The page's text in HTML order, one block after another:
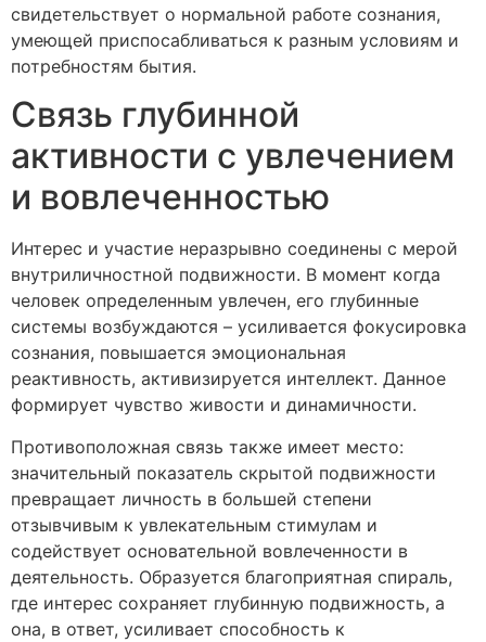
свидетельствует о нормальной работе сознания,
умеющей приспосабливаться к разным условиям и
потребностям бытия.
Связь глубинной
активности с увлечением
и вовлеченностью
Интерес и участие неразрывно соединены с мерой
внутриличностной подвижности. В момент когда
человек определенным увлечен, его глубинные
системы возбуждаются – усиливается фокусировка
сознания, повышается эмоциональная
реактивность, активизируется интеллект. Данное
формирует чувство живости и динамичности.
Противоположная связь также имеет место:
значительный показатель скрытой подвижности
превращает личность в большей степени
отзывчивым к увлекательным стимулам и
содействует основательной вовлеченности в
деятельность. Образуется благоприятная спираль,
где интерес сохраняет глубинную подвижность, а
она, в ответ, усиливает способность к